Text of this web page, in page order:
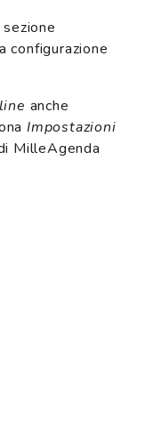
configurazione
anche
Impostazioni
MilleAgenda